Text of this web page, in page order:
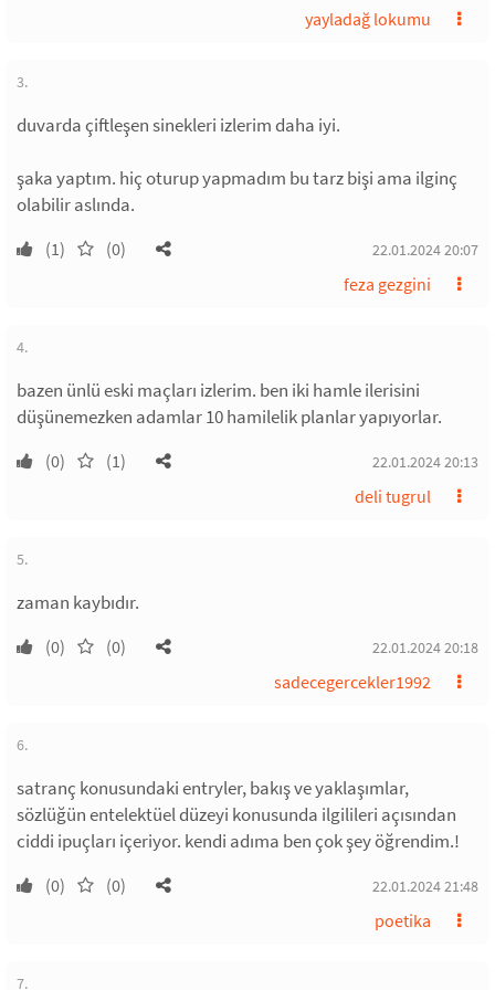
yayladağ lokumu
3.
duvarda çiftleşen sinekleri izlerim daha iyi.
şaka yaptım. hiç oturup yapmadım bu tarz bişi ama ilginç
olabilir aslında.
(1) (0) 22.01.2024 20:07
feza gezgini
4.
bazen ünlü eski maçları izlerim. ben iki hamle ilerisini
düşünemezken adamlar 10 hamilelik planlar yapıyorlar.
(0) (1) 22.01.2024 20:13
deli tugrul
5.
zaman kaybıdır.
(0) (0) 22.01.2024 20:18
sadecegercekler1992
6.
satranç konusundaki entryler, bakış ve yaklaşımlar,
sözlüğün entelektüel düzeyi konusunda ilgilileri açısından
ciddi ipuçları içeriyor. kendi adıma ben çok şey öğrendim.!
(0) (0) 22.01.2024 21:48
poetika
7.